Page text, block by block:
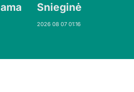
Snieginė
2026 08 07 01:16